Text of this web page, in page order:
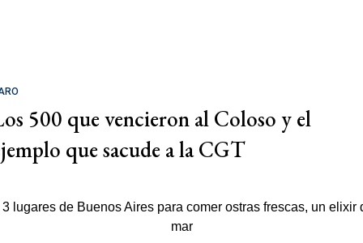
500 que vencieron al Coloso y el
que sacude a la CGT